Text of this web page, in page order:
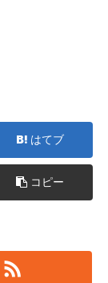
はてブ
コピー